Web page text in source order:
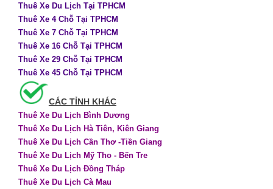
Thuê Xe Du Lịch Tại TPHCM
Thuê Xe 4 Chỗ Tại TPHCM
Thuê Xe 7 Chỗ Tại TPHCM
Thuê Xe 16 Chỗ Tại TPHCM
Thuê Xe 29 Chỗ Tại TPHCM
Thuê Xe 45 Chỗ Tại TPHCM
CÁC TỈNH KHÁC
Thuê Xe Du Lịch Bình Dương
Thuê Xe Du Lịch Hà Tiên, Kiên Giang
Thuê Xe Du Lịch Cần Thơ -Tiền Giang
Thuê Xe Du Lịch Mỹ Tho - Bến Tre
Thuê Xe Du Lịch Đồng Tháp
Thuê Xe Du Lịch Cà Mau